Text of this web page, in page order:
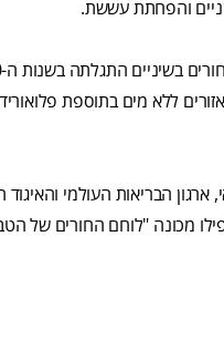
והפחתת עששת.
ללא מים בתוספת
ארגון הבריאות העולמי
מכונה "לוחם החורים של